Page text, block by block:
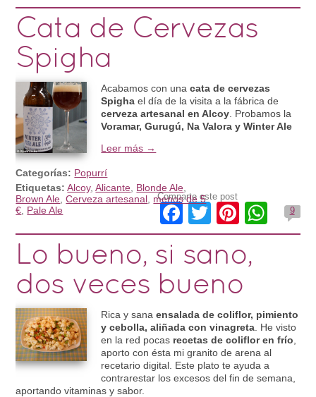
Cata de Cervezas
Spigha
Acabamos con unacata de cervezas
Spigha el día de la visita a la fábrica de
cerveza artesanal en Alcoy . Probamos la
Voramar, Gurugú, Na Valora y Winter Ale
Leer más →
Categorías: Popurrí
Etiquetas: Alcoy,Alicante Blonde Ale
Brown Ale ,Cerveza artesanal menos de 5
€ Pale Ale
Comparte este post
Facebook
Twitter 9
Lo bueno, si sano,
dos veces bueno
Rica y sanaensalada de coliflor, pimiento
y cebolla, aliñada con vinagreta . He visto
en la red pocas recetas de coliflor en frío
aporto con ésta mi granito de arena al
recetario digital. Este plato te ayuda a
contrarestar los excesos del fin de semana,
aportando vitaminas y sabor.